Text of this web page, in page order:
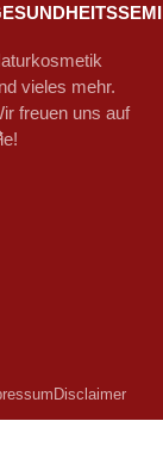
vieles mehr.
freuen uns auf
Disclaimer